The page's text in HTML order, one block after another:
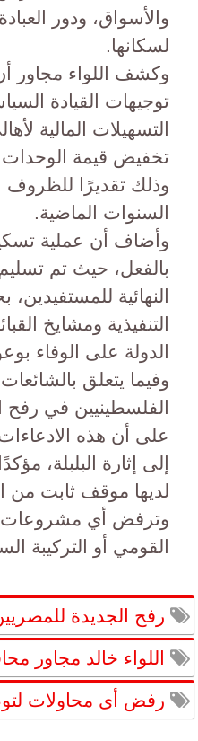
والأسواق، ودور
لسكانها.
وكشف اللواء مجاور
توجيهات القيادة
التسهيلات المالية
وذلك تقديرًا للظروف
السنوات الماضية.
وأضاف أن عملية
بالفعل، حيث تم
النهائية
التنفيذية ومشايخ
الدولة على الوفاء
وفيما يتعلق
الفلسطينيين في
على أن هذه
إلى إثارة البلبلة،
لديها موقف ثابت من
وترفض أي
القومي أو التركيبة
رفح الجديدة
اللواء خالد مجاور
رفض أى محاولات